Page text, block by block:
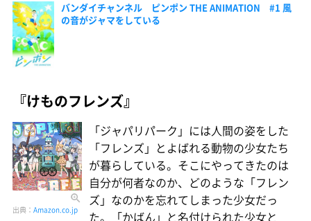
バンダイチャンネル ピンポン THE ANIMATION #1 風
の音がジャマをしている
『けものフレンズ』
出典： Amazon.co.jp
「ジャパリパーク」には人間の姿をした
「フレンズ」とよばれる動物の少女たち
が暮らしている。そこにやってきたのは
自分が何者なのか、どのような「フレン
ズ」なのかを忘れてしまった少女だっ
た。「かばん」と名付けられた少女と